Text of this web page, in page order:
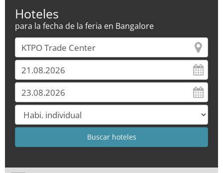
Hoteles
para la fecha de la feria en Bangalore